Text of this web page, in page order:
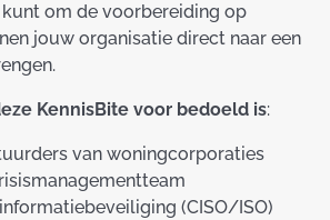
om de voorbereiding op
jouw organisatie direct naar een
KennisBite voor bedoeld is:
van woningcorporaties
(CISO/ISO)